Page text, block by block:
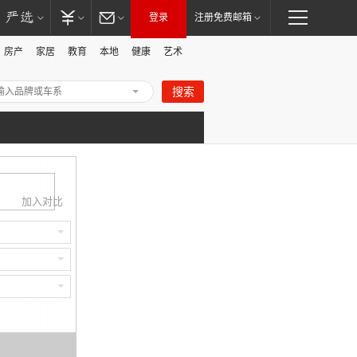
登录 注册免费邮箱
房产 家居 教育 本地 健康 艺术
搜索
加入对比